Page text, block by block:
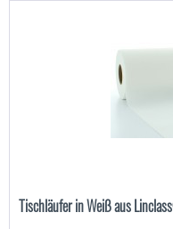
Tischläufer in Weiß aus